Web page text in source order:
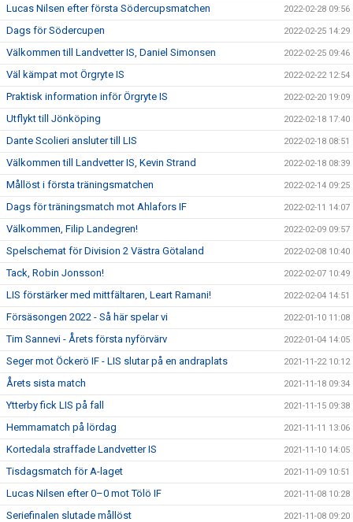
Lucas Nilsen efter första Södercupsmatchen 2022-02-28 09:56
Dags för Södercupen 2022-02-25 14:29
Välkommen till Landvetter IS, Daniel Simonsen 2022-02-25 09:46
Väl kämpat mot Örgryte IS 2022-02-22 12:54
Praktisk information inför Örgryte IS 2022-02-20 19:09
Utflykt till Jönköping 2022-02-18 17:40
Dante Scolieri ansluter till LIS 2022-02-18 08:51
Välkommen till Landvetter IS, Kevin Strand 2022-02-18 08:39
Mållöst i första träningsmatchen 2022-02-14 09:25
Dags för träningsmatch mot Ahlafors IF 2022-02-11 14:07
Välkommen, Filip Landegren! 2022-02-09 09:57
Spelschemat för Division 2 Västra Götaland 2022-02-08 10:40
Tack, Robin Jonsson! 2022-02-07 10:49
LIS förstärker med mittfältaren, Leart Ramani! 2022-02-04 14:51
Försäsongen 2022 - Så här spelar vi 2022-01-10 11:08
Tim Sannevi - Årets första nyförvärv 2022-01-04 14:05
Seger mot Öckerö IF - LIS slutar på en andraplats 2021-11-22 10:12
Årets sista match 2021-11-18 09:34
Ytterby fick LIS på fall 2021-11-15 09:38
Hemmamatch på lördag 2021-11-11 13:06
Kortedala straffade Landvetter IS 2021-11-10 14:05
Tisdagsmatch för A-laget 2021-11-09 10:51
Lucas Nilsen efter 0–0 mot Tölö IF 2021-11-08 10:28
Seriefinalen slutade mållöst 2021-11-08 09:20